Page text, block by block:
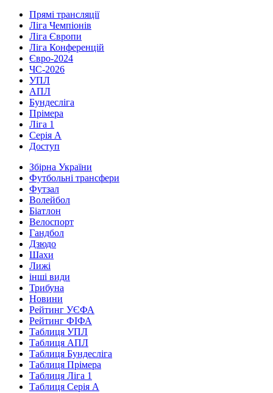
Прямі трансляції
Ліга Чемпіонів
Ліга Європи
Ліга Конференцій
Євро-2024
ЧС-2026
УПЛ
АПЛ
Бундесліга
Прімера
Ліга 1
Серія А
Доступ
Збірна України
Футбольні трансфери
Футзал
Волейбол
Біатлон
Велоспорт
Гандбол
Дзюдо
Шахи
Лижі
інші види
Трибуна
Новини
Рейтинг УЄФА
Рейтинг ФІФА
Таблиця УПЛ
Таблиця АПЛ
Таблиця Бундесліга
Таблиця Прімера
Таблиця Ліга 1
Таблиця Серія А